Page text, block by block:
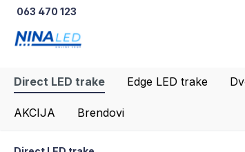
pretragu Preskoči na glavnu navigaciju
063 470 123
Direct LED trake Edge LED trake
AKCIJA Brendovi